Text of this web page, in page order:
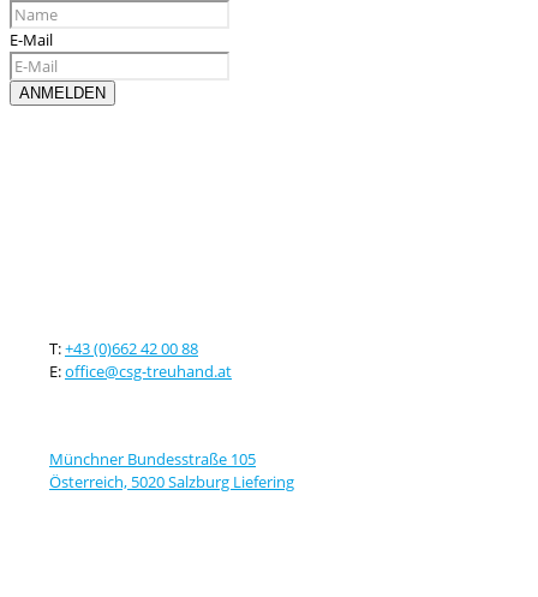
E-Mail
T:+43 (0)662 42 00 88
E:office@csg-treuhand.at
Münchner Bundesstraße 105
Österreich, 5020 Salzburg Liefering